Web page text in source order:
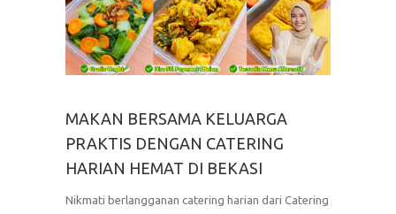
MAKAN BERSAMA KELUARGA
PRAKTIS DENGAN CATERING
HARIAN HEMAT DI BEKASI
Nikmati berlangganan catering harian dari Catering